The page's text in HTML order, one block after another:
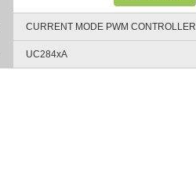
CURRENT MODE PWM CONTROLLER
UC284xA